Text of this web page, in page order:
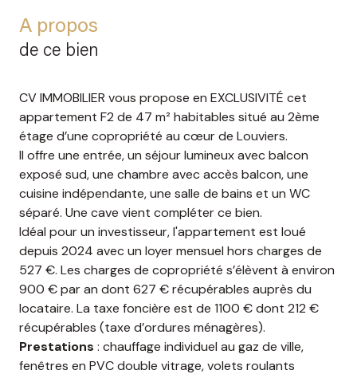
A propos
de ce bien
CV IMMOBILIER vous propose en EXCLUSIVITÉ cet
appartement F2 de 47 m² habitables situé au 2ème
étage d’une copropriété au cœur de Louviers.
Il offre une entrée, un séjour lumineux avec balcon
exposé sud, une chambre avec accès balcon, une
cuisine indépendante, une salle de bains et un WC
séparé. Une cave vient compléter ce bien.
Idéal pour un investisseur, l'appartement est loué
depuis 2024 avec un loyer mensuel hors charges de
527 €. Les charges de copropriété s’élèvent à environ
900 € par an dont 627 € récupérables auprès du
locataire. La taxe foncière est de 1100 € dont 212 €
récupérables (taxe d’ordures ménagères).
Prestations : chauffage individuel au gaz de ville,
fenêtres en PVC double vitrage, volets roulants